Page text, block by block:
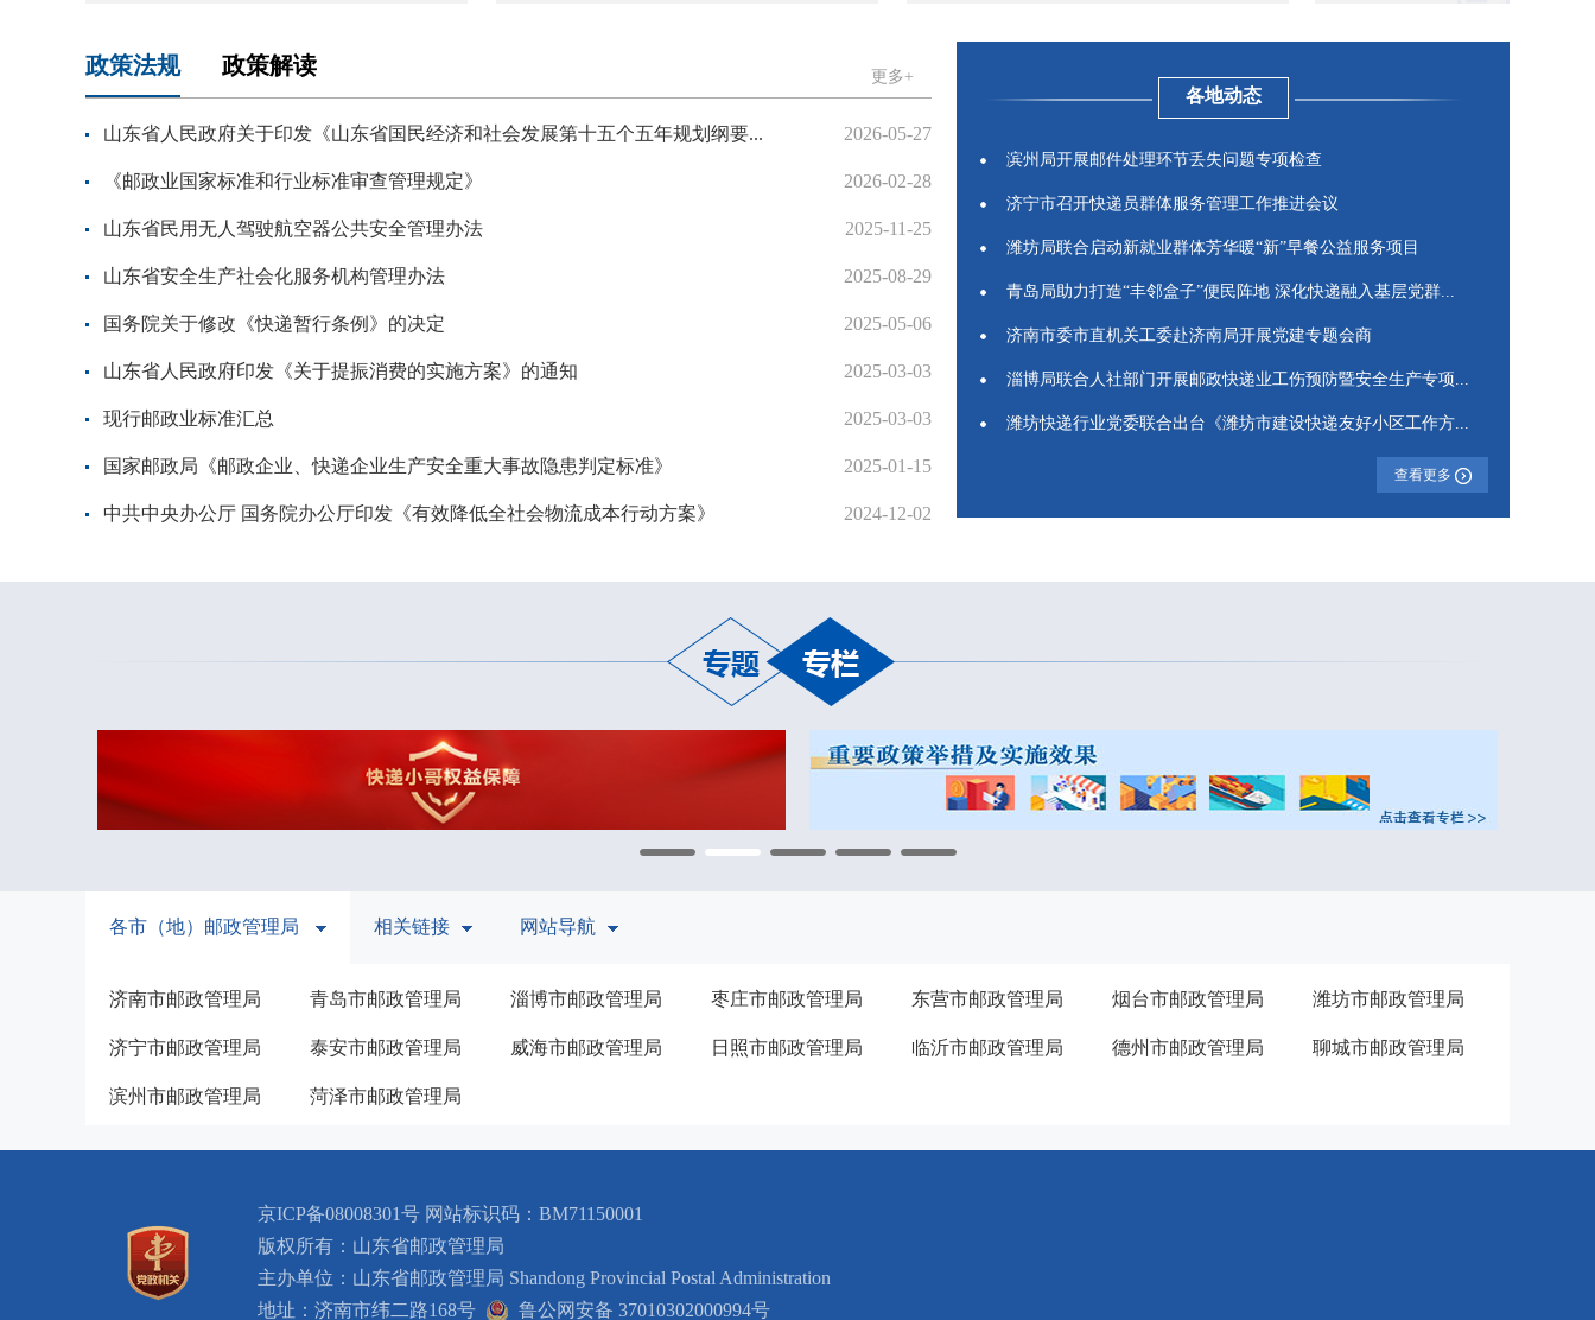
政策法规 政策解读 更多+
山东省人民政府关于印发《山东省国民经济和社会发展第十五个五年规划纲要... 2026-05-27
《邮政业国家标准和行业标准审查管理规定》 2026-02-28
山东省民用无人驾驶航空器公共安全管理办法 2025-11-25
山东省安全生产社会化服务机构管理办法 2025-08-29
国务院关于修改《快递暂行条例》的决定 2025-05-06
山东省人民政府印发《关于提振消费的实施方案》的通知 2025-03-03
现行邮政业标准汇总 2025-03-03
国家邮政局《邮政企业、快递企业生产安全重大事故隐患判定标准》 2025-01-15
中共中央办公厅 国务院办公厅印发《有效降低全社会物流成本行动方案》 2024-12-02
各地动态
滨州局开展邮件处理环节丢失问题专项检查
济宁市召开快递员群体服务管理工作推进会议
潍坊局联合启动新就业群体芳华暖“新”早餐公益服务项目
青岛局助力打造“丰邻盒子”便民阵地 深化快递融入基层党群...
济南市委市直机关工委赴济南局开展党建专题会商
淄博局联合人社部门开展邮政快递业工伤预防暨安全生产专项...
潍坊快递行业党委联合出台《潍坊市建设快递友好小区工作方...
查看更多
各市（地）邮政管理局 相关链接 网站导航
济南市邮政管理局 青岛市邮政管理局 淄博市邮政管理局 枣庄市邮政管理局 东营市邮政管理局 烟台市邮政管理局 潍坊市邮政管理局
济宁市邮政管理局 泰安市邮政管理局 威海市邮政管理局 日照市邮政管理局 临沂市邮政管理局 德州市邮政管理局 聊城市邮政管理局
滨州市邮政管理局 菏泽市邮政管理局
京ICP备08008301号 网站标识码：BM71150001
版权所有：山东省邮政管理局
主办单位：山东省邮政管理局 Shandong Provincial Postal Administration
地址：济南市纬二路168号
鲁公网安备 37010302000994号